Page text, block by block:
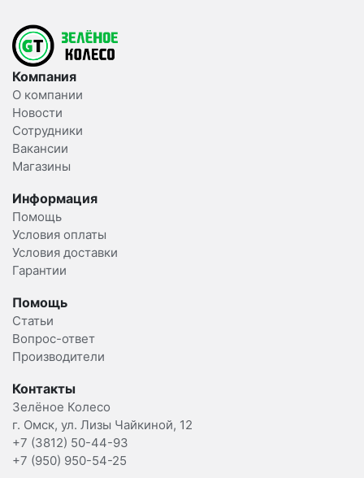
Компания
О компании
Новости
Сотрудники
Вакансии
Магазины
Информация
Помощь
Условия оплаты
Условия доставки
Гарантии
Помощь
Статьи
Вопрос-ответ
Производители
Контакты
Зелёное Колесо
г. Омск, ул. Лизы Чайкиной, 12
+7 (3812) 50-44-93
+7 (950) 950-54-25